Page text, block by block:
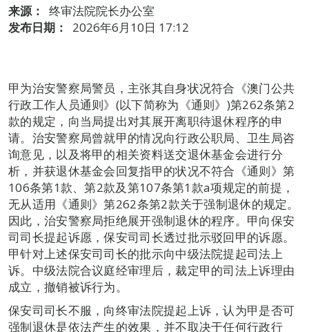
来源：
终审法院院长办公室
发布日期：
2026年6月10日 17:12
甲为治安警察局警员，主张其自身状况符合《澳门公共
行政工作人员通则》(以下简称为《通则》)第262条第2
款的规定，向当局提出对其展开离职待退休程序的申
请。治安警察局曾就甲的情况向行政公职局、卫生局咨
询意见，以及将甲的相关资料送交退休基金会进行分
析，并获退休基金会回复指甲的状况不符合《通则》第
106条第1款、第2款及第107条第1款a项规定的前提，
无从适用《通则》第262条第2款关于强制退休的规定。
因此，治安警察局拒绝展开强制退休的程序。甲向保安
司司长提起诉愿，保安司司长透过批示驳回甲的诉愿。
甲针对上述保安司司长的批示向中级法院提起司法上
诉。中级法院合议庭经审理后，裁定甲的司法上诉理由
成立，撤销被诉行为。
保安司司长不服，向终审法院提起上诉，认为甲是否可
强制退休是依法产生的效果，并不取决于任何行政行